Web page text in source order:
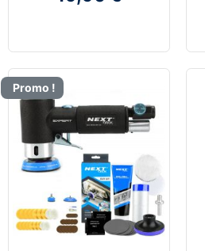
Promo !